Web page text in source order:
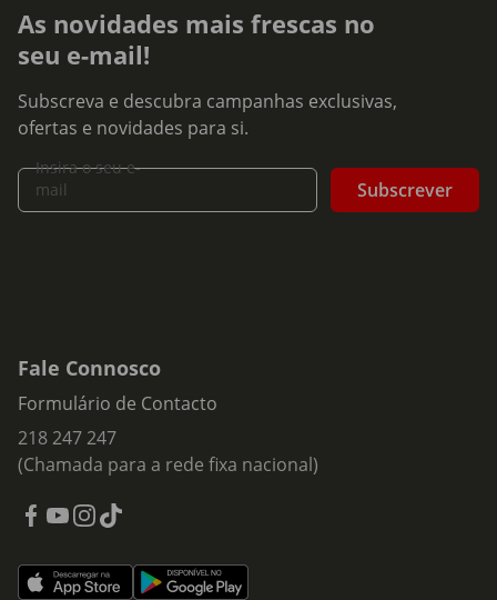
As novidades mais frescas no
seu e-mail!
Subscreva e descubra campanhas exclusivas,
ofertas e novidades para si.
Insira o seu e-
mail
Subscrever
Fale Connosco
Formulário de Contacto
218 247 247
(Chamada para a rede fixa nacional)